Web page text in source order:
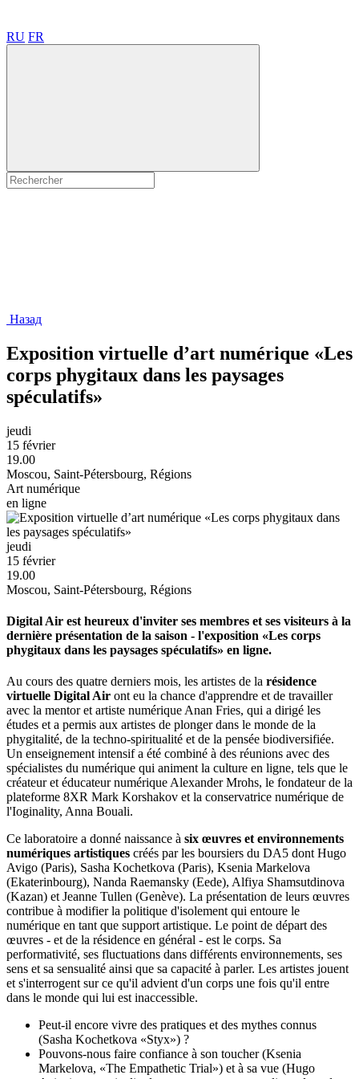
RU FR
Назад
Exposition virtuelle d’art numérique «Les
corps phygitaux dans les paysages
spéculatifs»
jeudi
15 février
19.00
Moscou, Saint-Pétersbourg, Régions
Art numérique
en ligne
jeudi
15 février
19.00
Moscou, Saint-Pétersbourg, Régions
Digital Air est heureux d'inviter ses membres et ses visiteurs à la
dernière présentation de la saison - l'exposition «Les corps
phygitaux dans les paysages spéculatifs» en ligne.
Au cours des quatre derniers mois, les artistes de la résidence
virtuelle Digital Air ont eu la chance d'apprendre et de travailler
avec la mentor et artiste numérique Anan Fries, qui a dirigé les
études et a permis aux artistes de plonger dans le monde de la
phygitalité, de la techno-spiritualité et de la pensée biodiversifiée.
Un enseignement intensif a été combiné à des réunions avec des
spécialistes du numérique qui animent la culture en ligne, tels que le
créateur et éducateur numérique Alexander Mrohs, le fondateur de la
plateforme 8XR Mark Korshakov et la conservatrice numérique de
l'Ioginality, Anna Bouali.
Ce laboratoire a donné naissance à six œuvres et environnements
numériques artistiques créés par les boursiers du DA5 dont Hugo
Avigo (Paris), Sasha Kochetkova (Paris), Ksenia Markelova
(Ekaterinbourg), Nanda Raemansky (Eede), Alfiya Shamsutdinova
(Kazan) et Jeanne Tullen (Genève). La présentation de leurs œuvres
contribue à modifier la politique d'isolement qui entoure le
numérique en tant que support artistique. Le point de départ des
œuvres - et de la résidence en général - est le corps. Sa
performativité, ses fluctuations dans différents environnements, ses
sens et sa sensualité ainsi que sa capacité à parler. Les artistes jouent
et s'interrogent sur ce qu'il advient d'un corps une fois qu'il entre
dans le monde qui lui est inaccessible.
Peut-il encore vivre des pratiques et des mythes connus
(Sasha Kochetkova «Styx») ?
Pouvons-nous faire confiance à son toucher (Ksenia
Markelova, «The Empathetic Trial») et à sa vue (Hugo